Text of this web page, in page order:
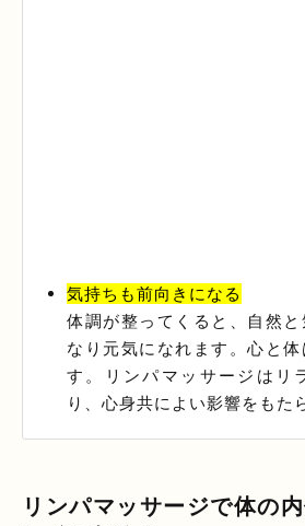
気持ちも前向きになる
体調が整ってくると、自然
なり元気になれます。心と
す。リンパマッサージはリ
り、心身共によい影響をもた
リンパマッサージで体の